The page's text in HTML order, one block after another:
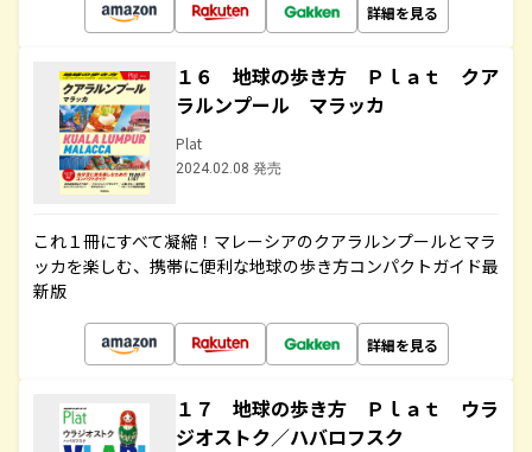
詳細を見る
１６ 地球の歩き方 Ｐｌａｔ クア
ラルンプール マラッカ
Plat
2024.02.08 発売
これ１冊にすべて凝縮！マレーシアのクアラルンプールとマラ
ッカを楽しむ、携帯に便利な地球の歩き方コンパクトガイド最
新版
詳細を見る
１７ 地球の歩き方 Ｐｌａｔ ウラ
ジオストク／ハバロフスク